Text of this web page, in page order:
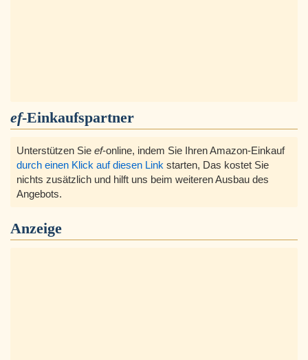
ef-Einkaufspartner
Unterstützen Sie ef-online, indem Sie Ihren Amazon-Einkauf
durch einen Klick auf diesen Link starten, Das kostet Sie
nichts zusätzlich und hilft uns beim weiteren Ausbau des
Angebots.
Anzeige